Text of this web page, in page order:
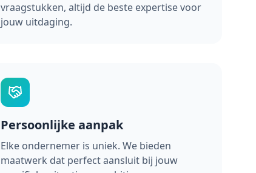
vraagstukken, altijd de beste expertise voor
jouw uitdaging.
Persoonlijke aanpak
Elke ondernemer is uniek. We bieden
maatwerk dat perfect aansluit bij jouw